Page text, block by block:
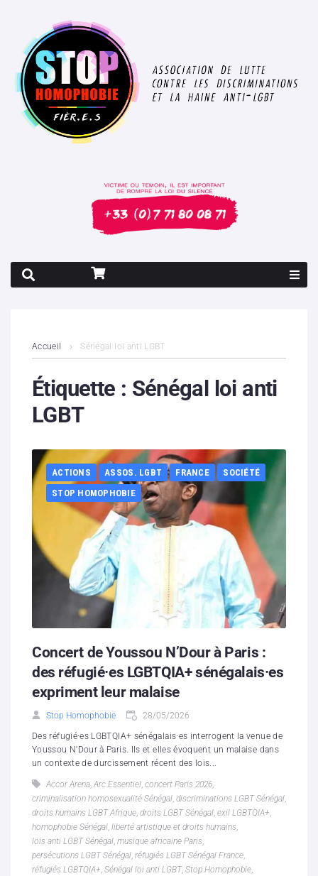
Contenus litigieux
Nous soutenir
Partenaires
Hébergement solidaire
Accueil Sénégal loi anti LGBT
Étiquette : Sénégal loi anti
LGBT
ACTIONS ASSOS. LGBT FRANCE
SOCIÉTÉ
STOP HOMOPHOBIE
Concert de Youssou N’Dour à Paris :
des réfugié·es LGBTQIA+ sénégalais·es
expriment leur malaise
Stop Homophobie 28/05/2026
Des réfugié·es LGBTQIA+ sénégalais·es interrogent la venue de
Youssou N'Dour à Paris. Ils et elles évoquent un malaise dans
un contexte de durcissement récent des lois...
Accor Arena, Arc Essentiel, concert Paris 2026,
criminalisation homosexualité Sénégal, discriminations LGBT Sénégal,
droits humains LGBT Afrique, droits LGBT Sénégal, exil LGBTQIA+,
homophobie Sénégal, liberté artistique et droits humains,
lois anti LGBT Sénégal, musique africaine Paris,
persécutions LGBT Sénégal, réfugiés LGBT Sénégal France,
réfugiés LGBTQIA+, Sénégal loi anti LGBT, Stop Homophobie,